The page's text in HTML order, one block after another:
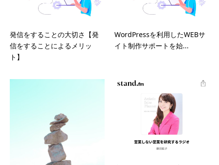
発信をすることの大切さ【発
信をすることによるメリッ
ト】
WordPressを利用したWEBサ
イト制作サポートを始...